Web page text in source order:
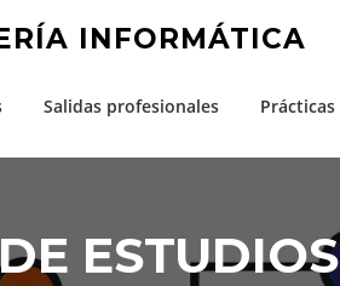
INFORMÁTICA
Salidas profesionales Prácticas
ESTUDIOS